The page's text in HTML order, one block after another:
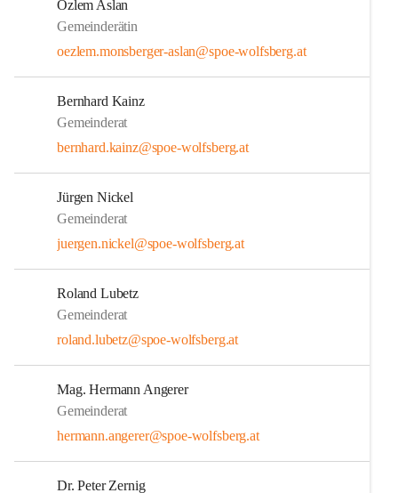
Özlem Aslan
Gemeinderätin
oezlem.monsberger-aslan@spoe-wolfsberg.at
Bernhard Kainz
Gemeinderat
bernhard.kainz@spoe-wolfsberg.at
Jürgen Nickel
Gemeinderat
juergen.nickel@spoe-wolfsberg.at
Roland Lubetz
Gemeinderat
roland.lubetz@spoe-wolfsberg.at
Mag. Hermann Angerer
Gemeinderat
hermann.angerer@spoe-wolfsberg.at
Dr. Peter Zernig